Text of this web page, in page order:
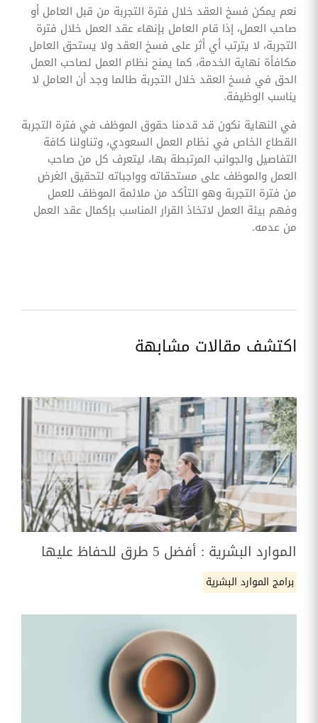
نعم يمكن فسخ العقد خلال فترة التجربة من قبل العامل أو
صاحب العمل، إذا قام العامل بإنهاء عقد العمل خلال فترة
التجربة، لا يترتب أي أثر على فسخ العقد ولا يستحق العامل
مكافأة نهاية الخدمة، كما يمنح نظام العمل لصاحب العمل
الحق في فسخ العقد خلال التجربة طالما وجد أن العامل لا
يناسب الوظيفة.
في النهاية نكون قد قدمنا حقوق الموظف في فترة التجربة
القطاع الخاص في نظام العمل السعودي، وتناولنا كافة
التفاصيل والجوانب المرتبطة بها، ليتعرف كل من صاحب
العمل والموظف على مستحقاته وواجباته لتحقيق الغرض
من فترة التجربة وهو التأكد من ملائمة الموظف للعمل
وفهم بيئة العمل لاتخاذ القرار المناسب بإكمال عقد العمل
من عدمه.
اكتشف مقالات مشابهة
الموارد البشرية : أفضل 5 طرق للحفاظ عليها
برامج الموارد البشرية